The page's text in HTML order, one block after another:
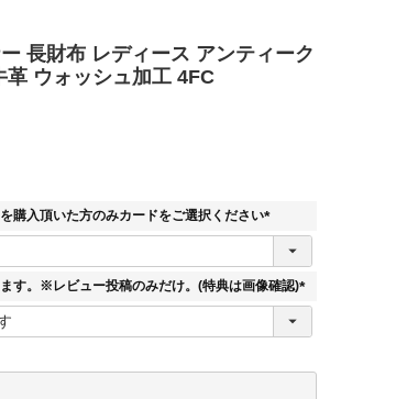
長財布 レディース アンティーク
ウォッシュ加工 4FC
購入頂いた方のみカードをご選択ください
(
須
す。※レビュー投稿のみだけ。(特典は画像確認)
(
)